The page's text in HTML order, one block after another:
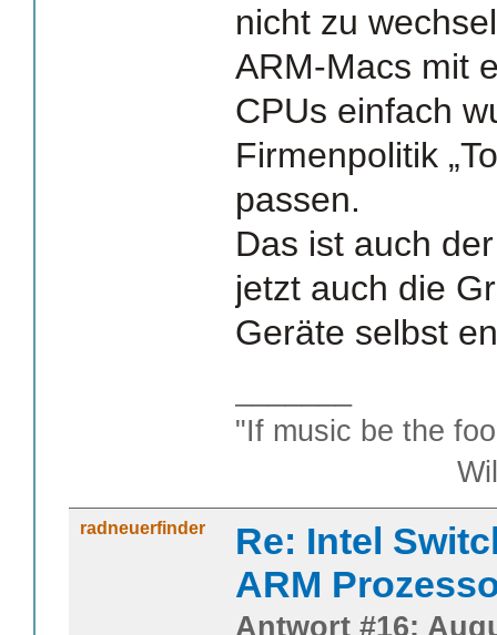
nicht zu
ARM-Macs mit
CPUs einfach
Firmenpolitik
passen.
Das ist auch
jetzt auch die
Geräte selbst
"If music be the
William
radneuerfinder
Re: Intel
ARM
Antwort #16: